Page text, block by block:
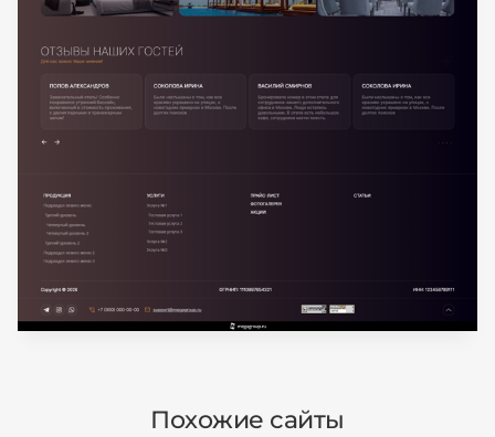
Похожие сайты